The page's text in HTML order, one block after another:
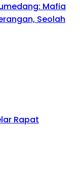
Mafia
Seolah
Rapat